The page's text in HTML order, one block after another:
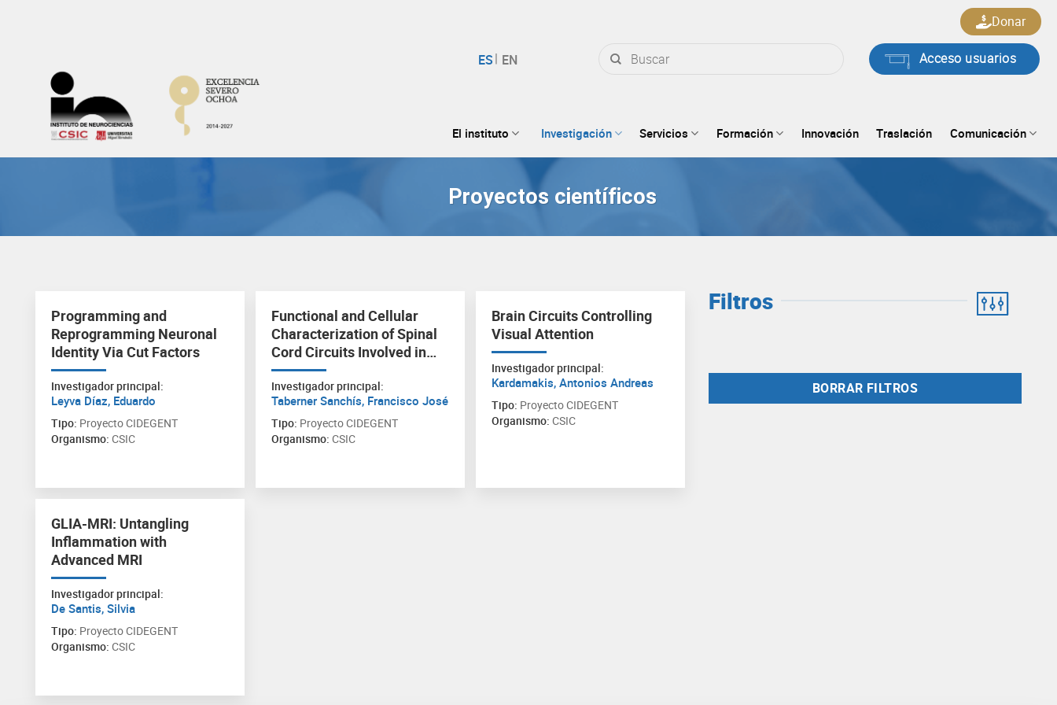
por:
Acceso usuarios
Donar
El instituto Investigación Servicios Formación Innovación Traslación Comunicación
Proyectos científicos
Programming and
Reprogramming Neuronal
Identity Via Cut Factors
Investigador principal:
Leyva Díaz, Eduardo
Tipo: Proyecto CIDEGENT
Organismo: CSIC
Functional and Cellular
Characterization of Spinal
Cord Circuits Involved in
Chronic
Investigador principal:
Taberner Sanchís, Francisco José
Tipo: Proyecto CIDEGENT
Organismo: CSIC
Brain Circuits Controlling
Visual Attention
Investigador principal:
Kardamakis, Antonios Andreas
Tipo: Proyecto CIDEGENT
Organismo: CSIC
GLIA-MRI: Untangling
Inflammation with
Advanced MRI
Investigador principal:
De Santis, Silvia
Tipo: Proyecto CIDEGENT
Organismo: CSIC
Filtros
BORRAR FILTROS